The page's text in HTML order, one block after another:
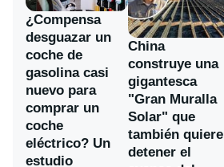
¿Compensa
desguazar un
coche de
gasolina casi
nuevo para
comprar un
coche
eléctrico? Un
estudio
China
construye una
gigantesca
"Gran Muralla
Solar" que
también quiere
detener el